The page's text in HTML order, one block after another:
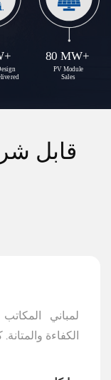
قابل
الكفاءة والمتانة.